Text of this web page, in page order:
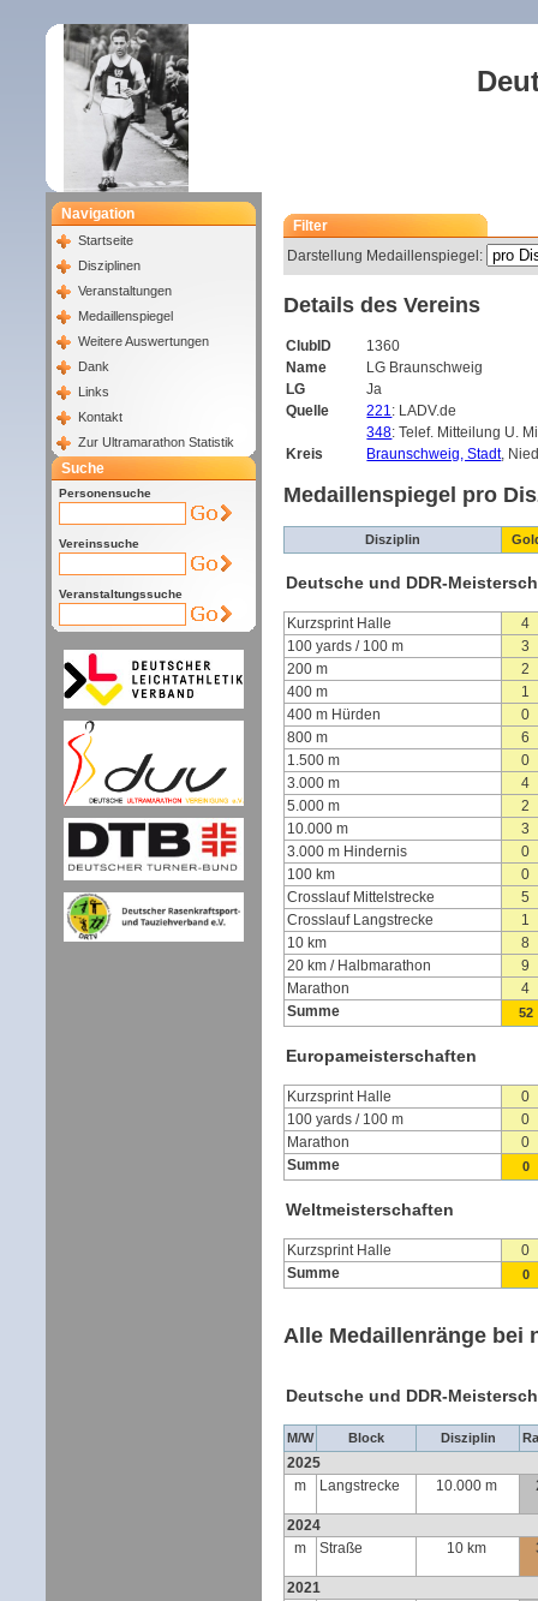
Navigation
Startseite
Disziplinen
Veranstaltungen
Medaillenspiegel
Weitere Auswertungen
Dank
Links
Kontakt
Zur Ultramarathon Statistik
Suche
Personensuche
Vereinssuche
Veranstaltungssuche
Filter
Darstellung Medaillenspiegel:
Details des Vereins
ClubID
1360
Name
LG Braunschweig
LG
Ja
Quelle
221: LADV.de
348: Telef. Mitteilung U.
Kreis
Braunschweig, Stadt,
Medaillenspiegel pro
Disziplin
Deutsche und DDR-
Kurzsprint Halle
4
100 yards / 100 m
3
200 m
2
400 m
1
400 m Hürden
0
800 m
6
1.500 m
0
3.000 m
4
5.000 m
2
10.000 m
3
3.000 m Hindernis
0
100 km
0
Crosslauf Mittelstrecke
5
Crosslauf Langstrecke
1
10 km
8
20 km / Halbmarathon
9
Marathon
4
Summe
52
Europameisterschaften
Kurzsprint Halle
0
100 yards / 100 m
0
Marathon
0
Summe
0
Weltmeisterschaften
Kurzsprint Halle
0
Summe
0
Alle Medaillenränge bei
Deutsche und DDR-
M/W Block Disziplin
2025
m
Langstrecke 10.000 m
2024
m
Straße 10 km
2021